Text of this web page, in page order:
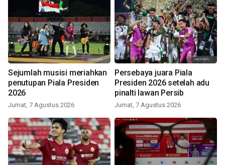
Sejumlah musisi meriahkan
penutupan Piala Presiden
2026
Jumat, 7 Agustus 2026
Persebaya juara Piala
Presiden 2026 setelah adu
pinalti lawan Persib
Jumat, 7 Agustus 2026